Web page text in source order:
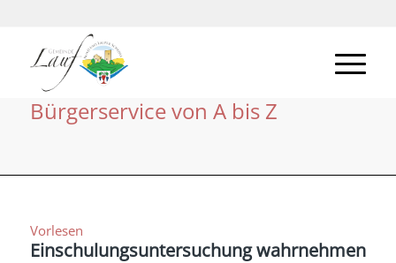
Bürgerservice von A bis Z
Vorlesen
Einschulungsuntersuchung wahrnehmen